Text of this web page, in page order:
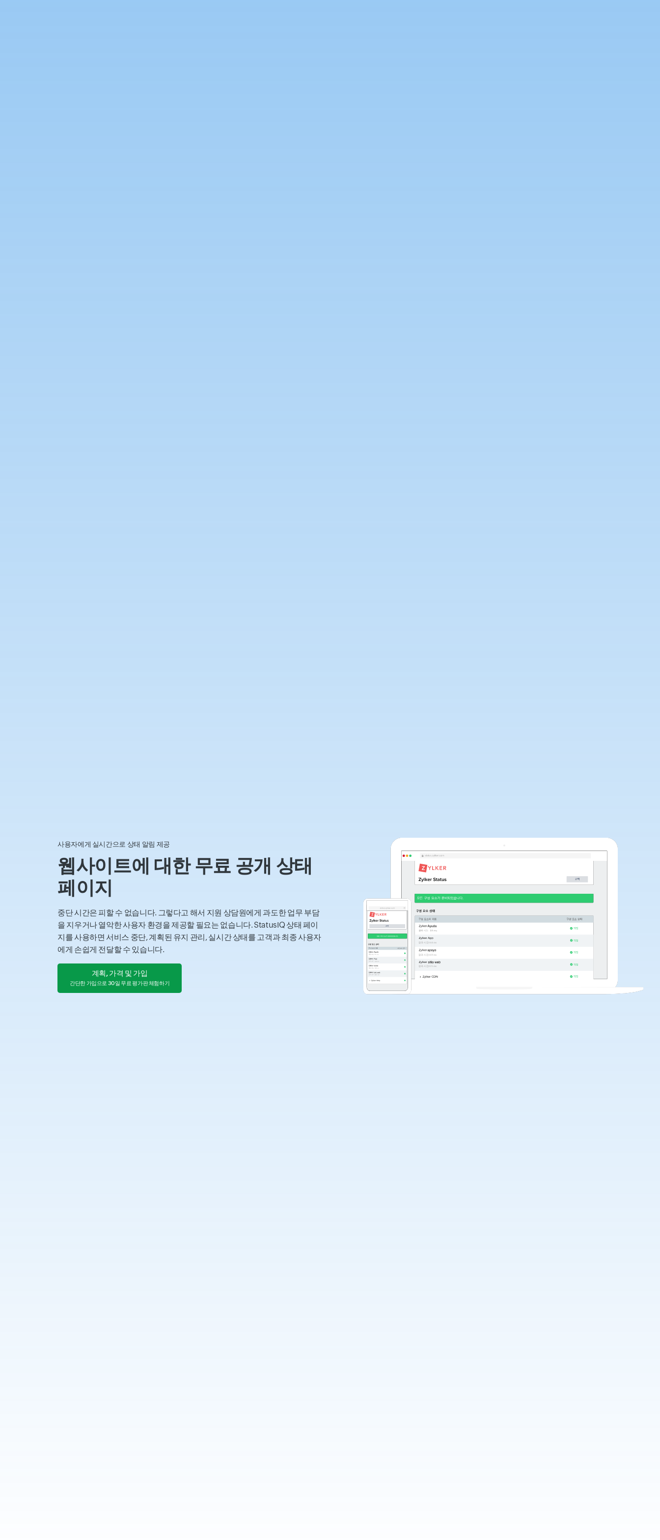
사용자에게 실시간으로 상태 알림 제공
웹사이트에 대한 무료 공개 상태
페이지
중단 시간은 피할 수 없습니다. 그렇다고 해서 지원 상담원에게 과도한 업무 부담
을 지우거나 열악한 사용자 환경을 제공할 필요는 없습니다. StatusIQ 상태 페이
지를 사용하면 서비스 중단, 계획된 유지 관리, 실시간 상태를 고객과 최종 사용자
에게 손쉽게 전달할 수 있습니다.
계획, 가격 및 가입
간단한 가입으로 30일 무료 평가판 체험하기